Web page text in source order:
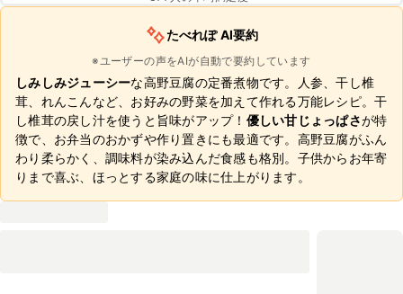
たべれぽ AI要約
※ユーザーの声をAIが自動で要約しています
しみしみジューシーな高野豆腐の定番煮物です。人参、干し椎
茸、れんこんなど、お好みの野菜を加えて作れる万能レシピ。干
し椎茸の戻し汁を使うと旨味がアップ！ 優しい甘じょっぱさが特
徴で、お弁当のおかずや作り置きにも最適です。高野豆腐がふん
わり柔らかく、調味料が染み込んだ食感も格別。子供からお年寄
りまで喜ぶ、ほっとする家庭の味に仕上がります。